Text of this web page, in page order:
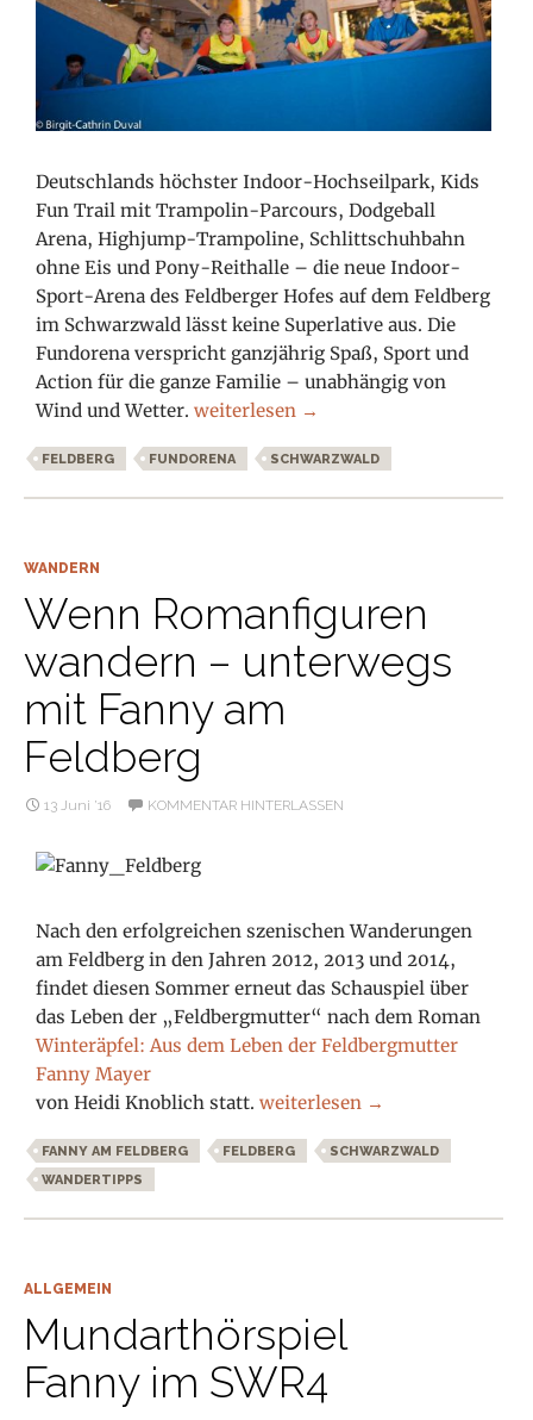
Deutschlands höchster Indoor-Hochseilpark, Kids
Fun Trail mit Trampolin-Parcours, Dodgeball
Arena, Highjump-Trampoline, Schlittschuhbahn
ohne Eis und Pony-Reithalle – die neue Indoor-
Sport-Arena des Feldberger Hofes auf dem Feldberg
im Schwarzwald lässt keine Superlative aus. Die
Fundorena verspricht ganzjährig Spaß, Sport und
Action für die ganze Familie – unabhängig von
Wind und Wetter.Fundorena – die Arena für Magic
weiterlesen →
FELDBERG FUNDORENA SCHWARZWALD
WANDERN
Wenn Romanfiguren
wandern – unterwegs
mit Fanny am
Feldberg
13 Juni ’16 KOMMENTAR HINTERLASSEN
Nach den erfolgreichen szenischen Wanderungen
am Feldberg in den Jahren 2012, 2013 und 2014,
findet diesen Sommer erneut das Schauspiel über
das Leben der „Feldbergmutter“ nach dem Roman
Winteräpfel: Aus dem Leben der Feldbergmutter
Fanny Mayer
von Heidi Knoblich statt.Wenn Romanfiguren
weiterlesen →
FANNY AM FELDBERG FELDBERG
SCHWARZWALD
WANDERTIPPS
ALLGEMEIN
Mundarthörspiel
Fanny im SWR4